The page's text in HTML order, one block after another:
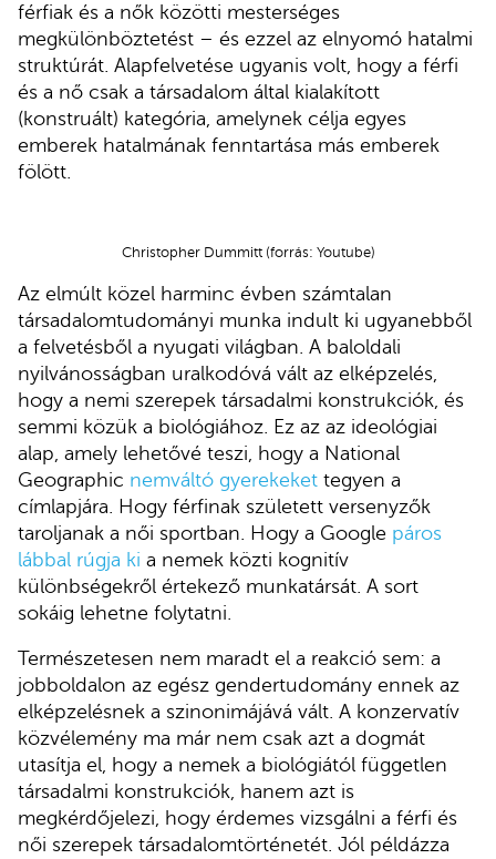
férfiak és a nők közötti mesterséges
megkülönböztetést – és ezzel az elnyomó hatalmi
struktúrát. Alapfelvetése ugyanis volt, hogy a férfi
és a nő csak a társadalom által kialakított
(konstruált) kategória, amelynek célja egyes
emberek hatalmának fenntartása más emberek
fölött.
Christopher Dummitt (forrás: Youtube)
Az elmúlt közel harminc évben számtalan
társadalomtudományi munka indult ki ugyanebből
a felvetésből a nyugati világban. A baloldali
nyilvánosságban uralkodóvá vált az elképzelés,
hogy a nemi szerepek társadalmi konstrukciók, és
semmi közük a biológiához. Ez az az ideológiai
alap, amely lehetővé teszi, hogy a National
Geographic nemváltó gyerekeket tegyen a
címlapjára. Hogy férfinak született versenyzők
taroljanak a női sportban. Hogy a Google páros
lábbal rúgja ki a nemek közti kognitív
különbségekről értekező munkatársát. A sort
sokáig lehetne folytatni.
Természetesen nem maradt el a reakció sem: a
jobboldalon az egész gendertudomány ennek az
elképzelésnek a szinonimájává vált. A konzervatív
közvélemény ma már nem csak azt a dogmát
utasítja el, hogy a nemek a biológiától független
társadalmi konstrukciók, hanem azt is
megkérdőjelezi, hogy érdemes vizsgálni a férfi és
női szerepek társadalomtörténetét. Jól példázza